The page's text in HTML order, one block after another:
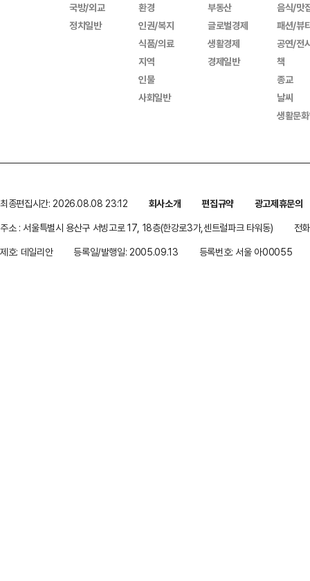
국방/외교
정치일반
환경
인권/복지
식품/의료
지역
인물
사회일반
부동산
글로벌경제
생활경제
경제일반
음식/맛
패션/뷰
공연/전
책
종교
날씨
생활문
최종편집시간: 2026.08.08 23:12 회사소개 편집규약
광고제휴문의
주소 : 서울특별시 용산구 서빙고로 17, 18층(한강로3가,센트럴파크 타워동)
전
제호: 데일리안
등록일/발행일: 2005.09.13 등록번호: 서울 아00055